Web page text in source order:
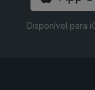
Disponível para